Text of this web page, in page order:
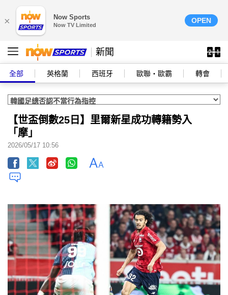
× Now Sports
Now TV Limited
OPEN
新聞
全部 英格蘭 西班牙 歐聯‧歐霸 轉會
【世盃倒數25日】里爾新星成功轉籍勢入
「摩」
2026/05/17 10:56